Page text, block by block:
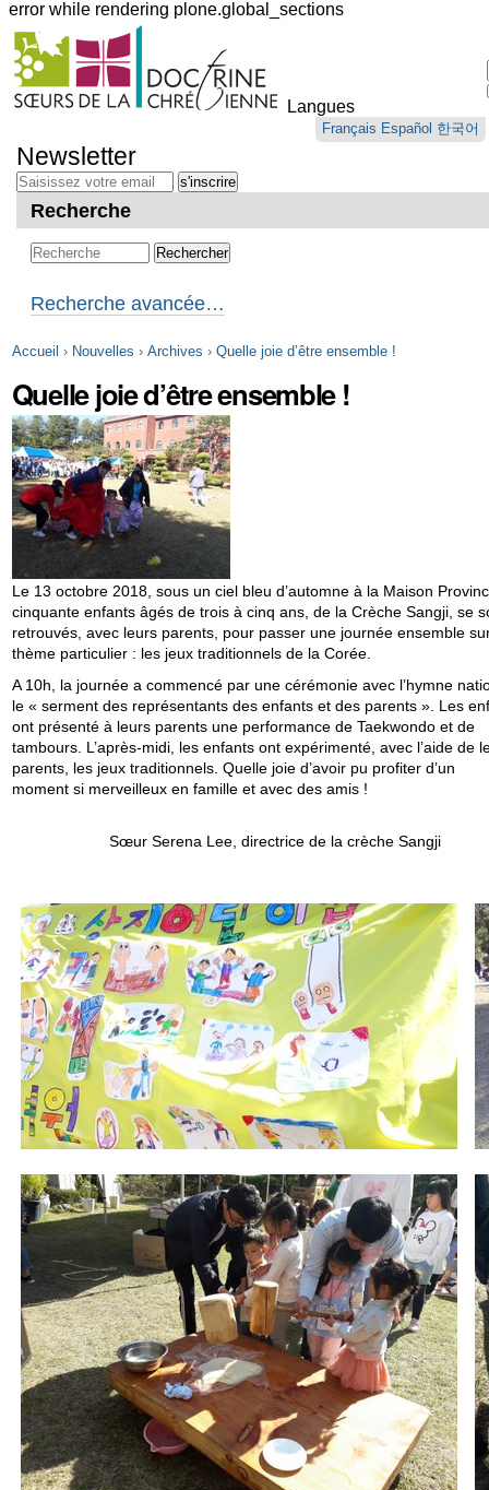
error while rendering plone.global_sections
Outils
personnels
Langues
Français Español 한국어
au
contenu.
Aller
navigation
Newsletter
Recherche
Recherche avancée…
Accueil › Nouvelles › Archives › Quelle joie d’être ensemble !
Quelle joie d’être ensemble !
Le 13 octobre 2018, sous un ciel bleu d’automne à la Maison
cinquante enfants âgés de trois à cinq ans, de la Crèche Sangji, se
retrouvés, avec leurs parents, pour passer une journée ensemble
thème particulier : les jeux traditionnels de la Corée.
A 10h, la journée a commencé par une cérémonie avec l’hymne
le « serment des représentants des enfants et des parents ». Les
ont présenté à leurs parents une performance de Taekwondo et de
tambours. L’après-midi, les enfants ont expérimenté, avec l’aide de
parents, les jeux traditionnels. Quelle joie d’avoir pu profiter d’un
moment si merveilleux en famille et avec des amis !
Sœur Serena Lee, directrice de la crèche Sangji